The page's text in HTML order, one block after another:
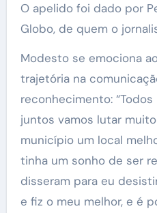
O apelido foi dado por
Globo, de quem o
Modesto se emociona
trajetória na
reconhecimento:
juntos vamos lutar
município um local
tinha um sonho de ser
disseram para eu
e fiz o meu melhor, e é